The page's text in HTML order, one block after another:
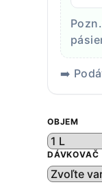
➡️
OBJEM
DÁVKOVAČ